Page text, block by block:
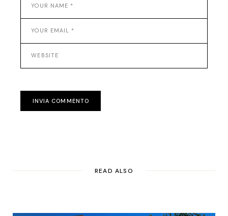
INVIA COMMENTO
READ ALSO